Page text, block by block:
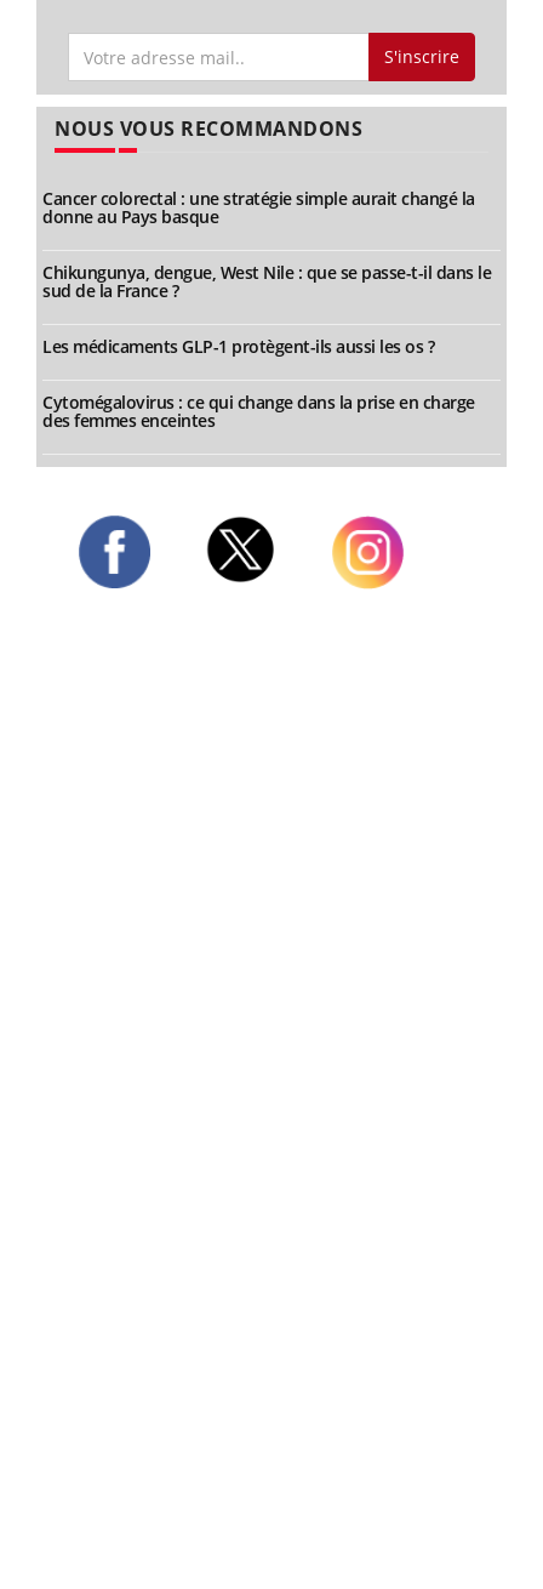
S'inscrire
NOUS VOUS RECOMMANDONS
Cancer colorectal : une stratégie simple aurait changé la
donne au Pays basque
Chikungunya, dengue, West Nile : que se passe-t-il dans le
sud de la France ?
Les médicaments GLP-1 protègent-ils aussi les os ?
Cytomégalovirus : ce qui change dans la prise en charge
des femmes enceintes